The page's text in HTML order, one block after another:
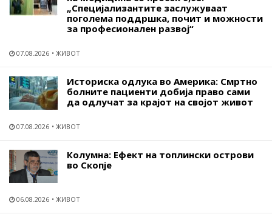
„Специјализантите заслужуваат
поголема поддршка, почит и можности
за професионален развој“
07.08.2026 ЖИВОТ
Историска одлука во Америка: Смртно
болните пациенти добија право сами
да одлучат за крајот на својот живот
07.08.2026 ЖИВОТ
Колумна: Ефект на топлински острови
во Скопје
06.08.2026 ЖИВОТ